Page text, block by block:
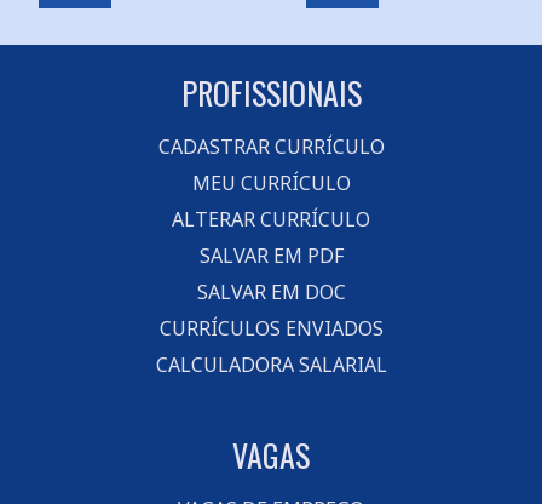
PROFISSIONAIS
CADASTRAR CURRÍCULO
MEU CURRÍCULO
ALTERAR CURRÍCULO
SALVAR EM PDF
SALVAR EM DOC
CURRÍCULOS ENVIADOS
CALCULADORA SALARIAL
VAGAS